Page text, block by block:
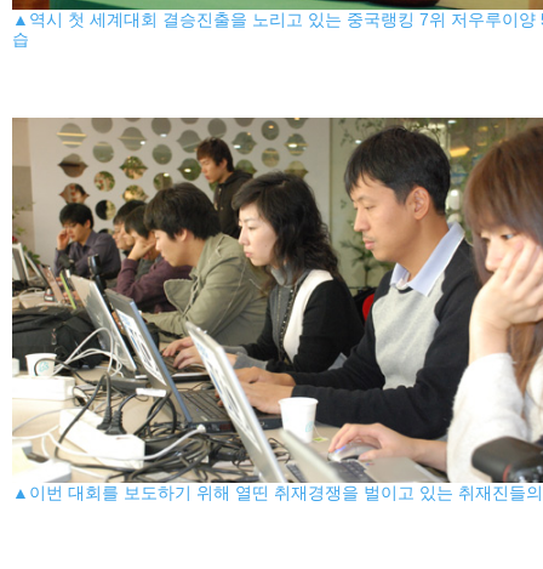
▲역시 첫 세계대회 결승진출을 노리고 있는 중국랭킹 7위 저우루이양
습
▲이번 대회를 보도하기 위해 열띤 취재경쟁을 벌이고 있는 취재진들